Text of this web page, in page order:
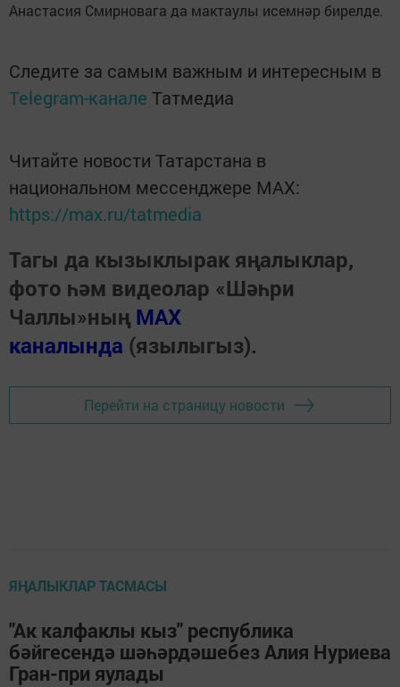
Анастасия Смирновага да мактаулы исемнәр бирелде.
Следите за самым важным и интересным в
Telegram-канале Татмедиа
Читайте новости Татарстана в
национальном мессенджере MАХ:
https://max.ru/tatmedia
Тагы да кызыклырак яңалыклар,
фото һәм видеолар «Шәһри
Чаллы»ның MAX
каналында (язылыгыз).
Перейти на страницу новости
ЯҢАЛЫКЛАР ТАСМАСЫ
"Ак калфаклы кыз" республика
бәйгесендә шәһәрдәшебез Алия Нуриева
Гран-при яулады